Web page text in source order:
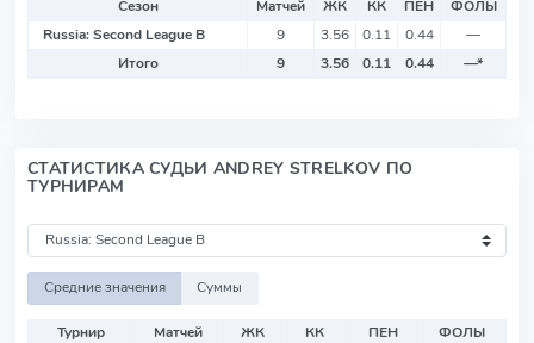
Сезон Матчей ЖК КК ПЕН
ФОЛЫ
Russia: Second League B
9 3.56 0.11 0.44
—
Итого
9 3.56 0.11 0.44 —*
СТАТИСТИКА СУДЬИ ANDREY STRELKOV ПО
ТУРНИРАМ
Средние значения Суммы
Турнир Матчей ЖК КК ПЕН
ФОЛЫ